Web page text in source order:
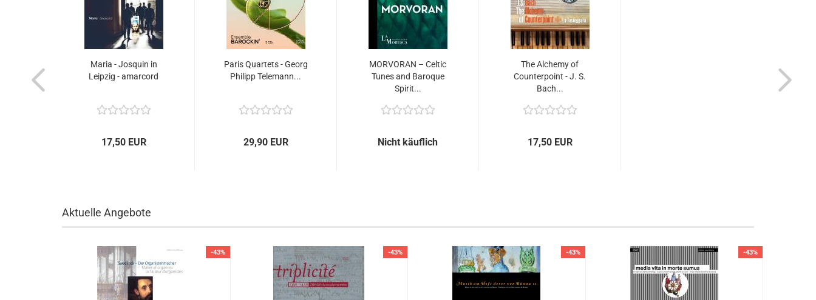
Maria - Josquin in
Leipzig - amarcord
17,50 EUR
Paris Quartets - Georg
Philipp Telemann...
29,90 EUR
MORVORAN – Celtic
Tunes and Baroque
Spirit...
Nicht käuflich
The Alchemy of
Counterpoint - J. S.
Bach...
17,50 EUR
Aktuelle Angebote
-43% -43% -43% -43%